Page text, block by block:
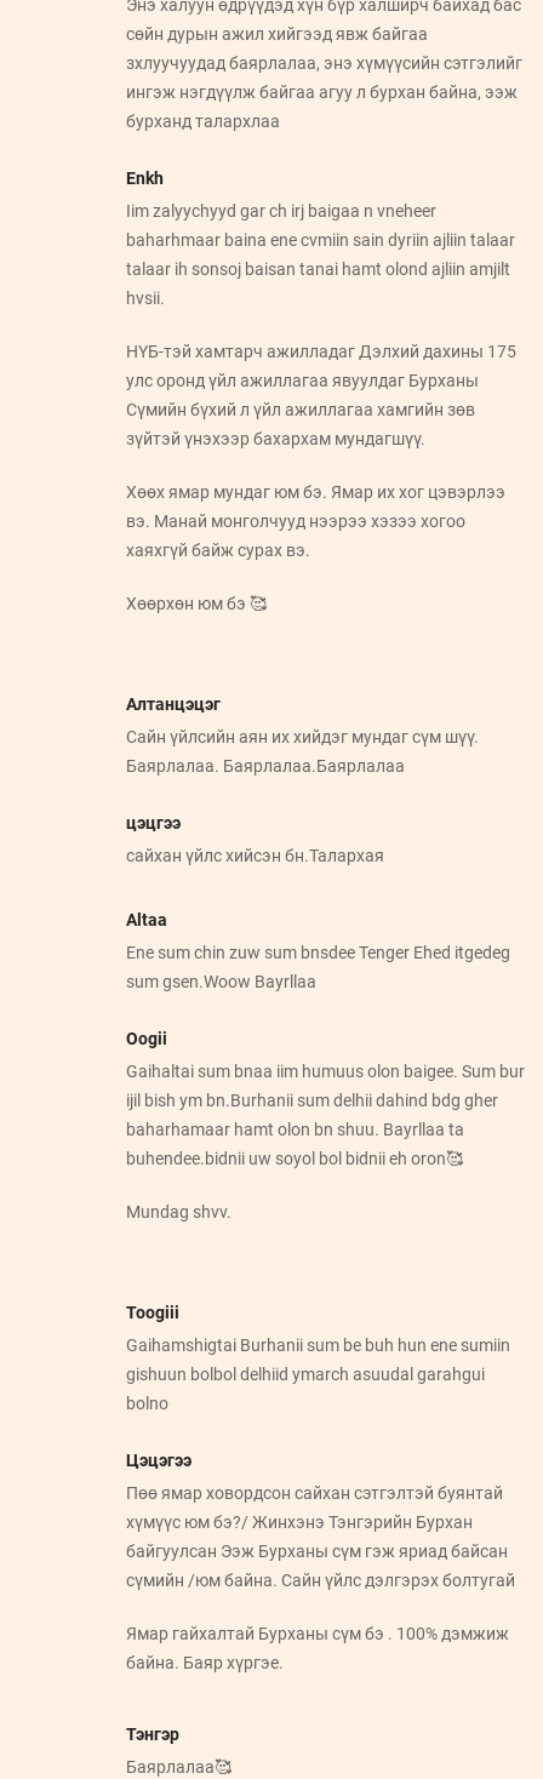
Энэ халуун өдрүүдэд хүн бүр халширч байхад бас
сөйн дурын ажил хийгээд явж байгаа
зхлуучуудад баярлалаа, энэ хүмүүсийн сэтгэлийг
ингэж нэгдүүлж байгаа агуу л бурхан байна, ээж
бурханд талархлаа
Enkh
Iim zalyychyyd gar ch irj baigaa n vneheer
baharhmaar baina ene cvmiin sain dyriin ajliin talaar
talaar ih sonsoj baisan tanai hamt olond ajliin amjilt
hvsii.
НҮБ-тэй хамтарч ажилладаг Дэлхий дахины 175
улс оронд үйл ажиллагаа явуулдаг Бурханы
Сүмийн бүхий л үйл ажиллагаа хамгийн зөв
зүйтэй үнэхээр бахархам мундагшүү.
Хөөх ямар мундаг юм бэ. Ямар их хог цэвэрлээ
вэ. Манай монголчууд нээрээ хэзээ хогоо
хаяхгүй байж сурах вэ.
Хөөрхөн юм бэ 🥰
Алтанцэцэг
Сайн үйлсийн аян их хийдэг мундаг сүм шүү.
Баярлалаа. Баярлалаа.Баярлалаа
цэцгээ
сайхан үйлс хийсэн бн.Талархая
Altaa
Ene sum chin zuw sum bnsdee Tenger Ehed itgedeg
sum gsen.Woow Bayrllaa
Oogii
Gaihaltai sum bnaa iim humuus olon baigee. Sum bur
ijil bish ym bn.Burhanii sum delhii dahind bdg gher
baharhamaar hamt olon bn shuu. Bayrllaa ta
buhendee.bidnii uw soyol bol bidnii eh oron🥰
Mundag shvv.
Toogiii
Gaihamshigtai Burhanii sum be buh hun ene sumiin
gishuun bolbol delhiid ymarch asuudal garahgui
bolno
Цэцэгээ
Пөө ямар ховордсон сайхан сэтгэлтэй буянтай
хүмүүс юм бэ?/ Жинхэнэ Тэнгэрийн Бурхан
байгуулсан Ээж Бурханы сүм гэж яриад байсан
сүмийн /юм байна. Сайн үйлс дэлгэрэх болтугай
Ямар гайхалтай Бурханы сүм бэ . 100% дэмжиж
байна. Баяр хүргэе.
Тэнгэр
Баярлалаа🥰